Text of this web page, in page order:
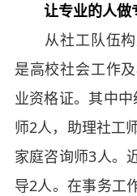
让专业的人做
从社工队伍构
是高校社会工作
业资格证。其中
师2人，助理社工
家庭咨询师3人。
导2人。在事务工